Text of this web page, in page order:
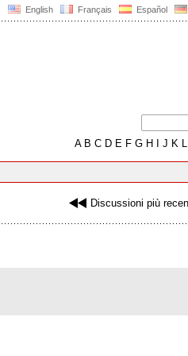
English Français Español
AB C D E F G H J K L
Discussioni più